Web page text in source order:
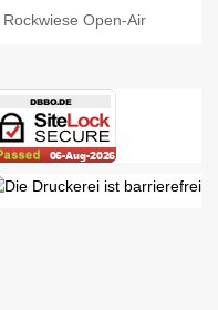
Rockwiese Open-Air